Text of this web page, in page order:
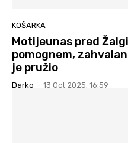
KOŠARKA
Motijeunas pred
pomognem,
je pružio
Darko - 13 Oct 2025. 16:59